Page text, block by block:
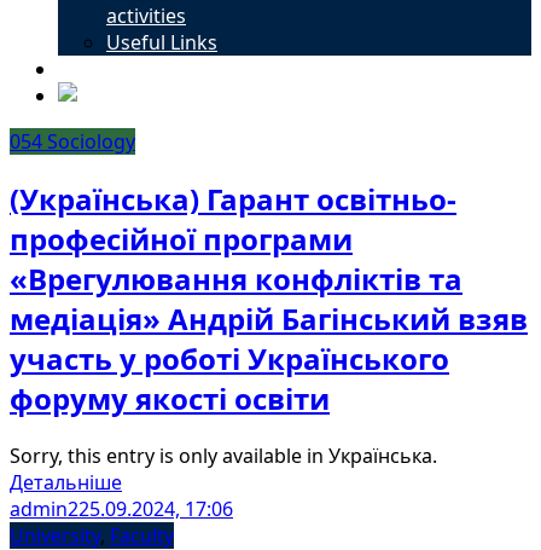
activities
Useful Links
054 Sociology
(Українська) Гарант освітньо-
професійної програми
«Врегулювання конфліктів та
медіація» Андрій Багінський взяв
участь у роботі Українського
форуму якості освіти
Sorry, this entry is only available in Українська.
Детальніше
admin225.09.2024, 17:06
University, Faculty